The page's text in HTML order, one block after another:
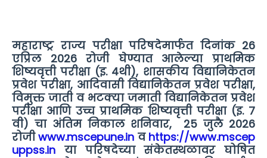
महाराष्ट्र राज्य परीक्षा परिषदेमार्फत दिनांक 26
एप्रिल 2026 रोजी घेण्यात आलेल्या प्राथमिक
शिष्यवृत्ती परीक्षा (इ. 4थी), शासकीय विद्यानिकेतन
प्रवेश परीक्षा, आदिवासी विद्यानिकेतन प्रवेश परीक्षा,
विमुक्त जाती व भटक्या जमाती विद्यानिकेतन प्रवेश
परीक्षा आणि उच्च प्राथमिक शिष्यवृत्ती परीक्षा (इ. 7
वी) चा अंतिम निकाल शनिवार, 25 जुलै 2026
रोजीwww.mscepune.in व https://www.mscep
uppss.in या परिषदेच्या संकेतस्थळावर घोषित